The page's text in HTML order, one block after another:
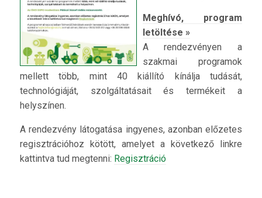
Meghívó, program
letöltése »
A rendezvényen a
szakmai programok
mellett több, mint 40 kiállító kínálja tudását,
technológiáját, szolgáltatásait és termékeit a
helyszínen.
A rendezvény látogatása ingyenes, azonban előzetes
regisztrációhoz kötött, amelyet a következő linkre
kattintva tud megtenni: Regisztráció